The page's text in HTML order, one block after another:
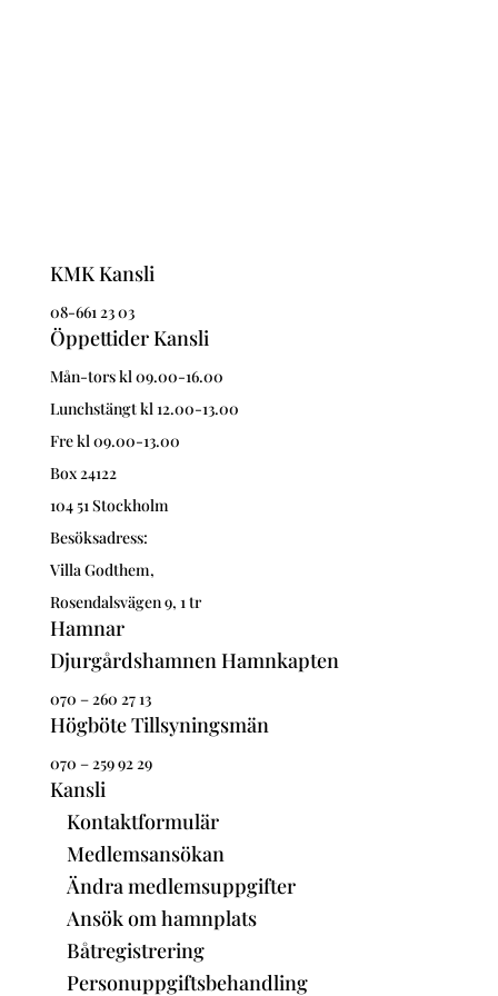
KMK Kansli
08-661 23 03
Öppettider Kansli
Mån-tors kl 09.00-16.00
Lunchstängt kl 12.00-13.00
Fre kl 09.00-13.00
Box 24122
104 51 Stockholm
Besöksadress:
Villa Godthem,
Rosendalsvägen 9, 1 tr
Hamnar
Djurgårdshamnen Hamnkapten
070 – 260 27 13
Högböte Tillsyningsmän
070 – 259 92 29
Kansli
Kontaktformulär
Medlemsansökan
Ändra medlemsuppgifter
Ansök om hamnplats
Båtregistrering
Personuppgiftsbehandling